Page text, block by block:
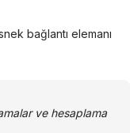
bağlantı elemanı
ve hesaplama